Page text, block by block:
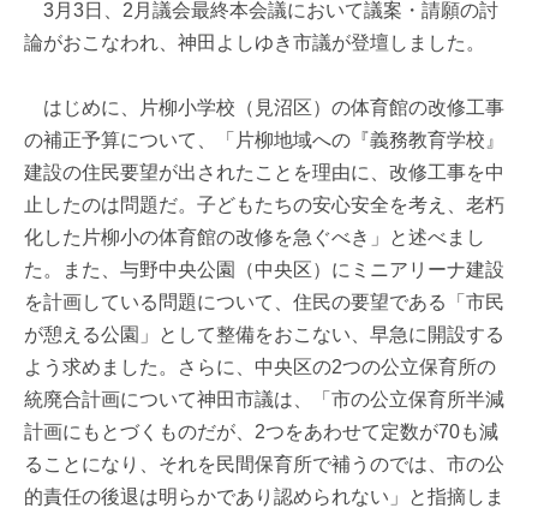
3月3日、2月議会最終本会議において議案・請願の討
論がおこなわれ、神田よしゆき市議が登壇しました。
はじめに、片柳小学校（見沼区）の体育館の改修工事
の補正予算について、「片柳地域への『義務教育学校』
建設の住民要望が出されたことを理由に、改修工事を中
止したのは問題だ。子どもたちの安心安全を考え、老朽
化した片柳小の体育館の改修を急ぐべき」と述べまし
た。また、与野中央公園（中央区）にミニアリーナ建設
を計画している問題について、住民の要望である「市民
が憩える公園」として整備をおこない、早急に開設する
よう求めました。さらに、中央区の2つの公立保育所の
統廃合計画について神田市議は、「市の公立保育所半減
計画にもとづくものだが、2つをあわせて定数が70も減
ることになり、それを民間保育所で補うのでは、市の公
的責任の後退は明らかであり認められない」と指摘しま